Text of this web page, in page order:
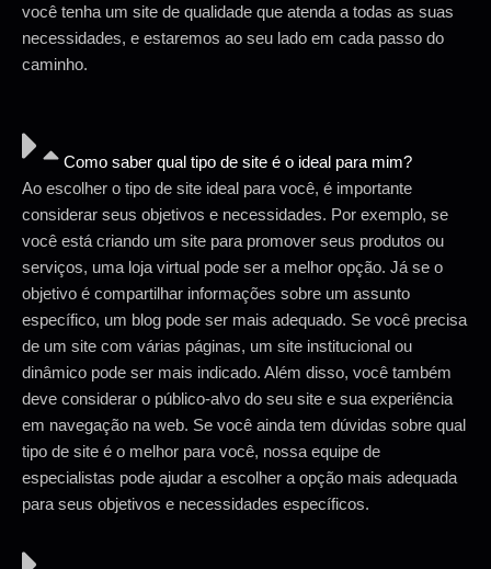
você tenha um site de qualidade que atenda a todas as suas
necessidades, e estaremos ao seu lado em cada passo do
caminho.
Como saber qual tipo de site é o ideal para mim?
Ao escolher o tipo de site ideal para você, é importante
considerar seus objetivos e necessidades. Por exemplo, se
você está criando um site para promover seus produtos ou
serviços, uma loja virtual pode ser a melhor opção. Já se o
objetivo é compartilhar informações sobre um assunto
específico, um blog pode ser mais adequado. Se você precisa
de um site com várias páginas, um site institucional ou
dinâmico pode ser mais indicado. Além disso, você também
deve considerar o público-alvo do seu site e sua experiência
em navegação na web. Se você ainda tem dúvidas sobre qual
tipo de site é o melhor para você, nossa equipe de
especialistas pode ajudar a escolher a opção mais adequada
para seus objetivos e necessidades específicos.